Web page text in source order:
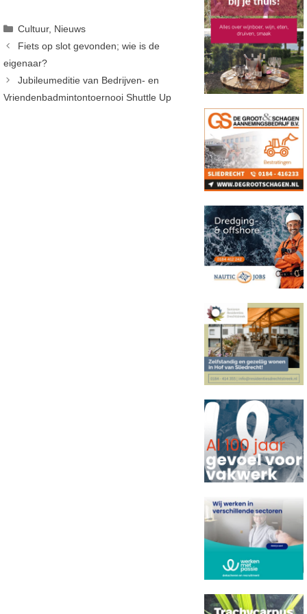
Categorieën
Cultuur, Nieuws
Fiets op slot gevonden; wie is de
eigenaar?
Jubileumeditie van Bedrijven- en
Vriendenbadmintontoernooi Shuttle Up